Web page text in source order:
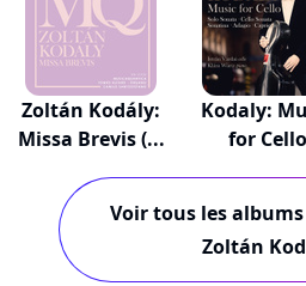
Zoltán Kodály:
Missa Brevis (...
Kodaly:
for Cello
Voir tous les
Zoltán